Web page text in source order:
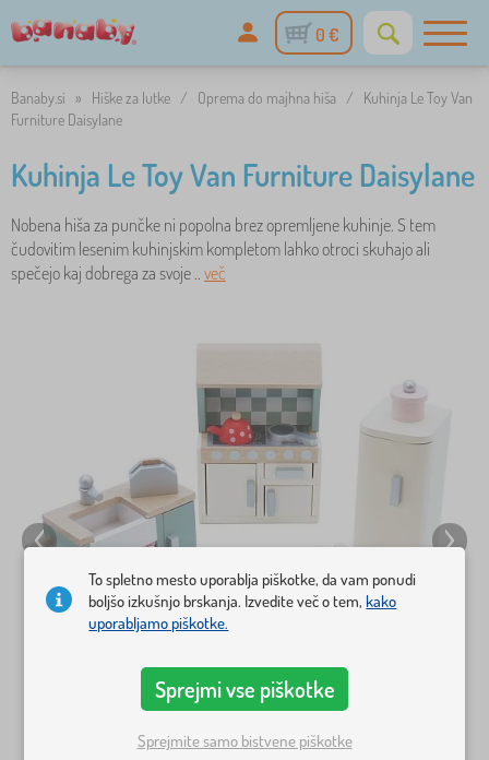
0 €
Banaby.si » Hiške za lutke / Oprema do majhna hiša /
Kuhinja Le Toy Van
Furniture Daisylane
Kuhinja Le Toy Van Furniture Daisylane
Nobena hiša za punčke ni popolna brez opremljene kuhinje. S tem
čudovitim lesenim kuhinjskim kompletom lahko otroci skuhajo ali
spečejo kaj dobrega za svoje .. več
To spletno mesto uporablja piškotke, da vam ponudi
boljšo izkušnjo brskanja. Izvedite več o tem,kako
uporabljamo piškotke.
Sprejmi vse piškotke
Sprejmite samo bistvene piškotke